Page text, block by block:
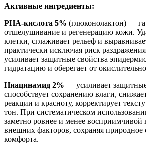
Активные ингредиенты:
PHA-кислота 5% (глюконолактон) —
отшелушивание и регенерацию кожи.
клетки, сглаживает рельеф и
практически исключая риск
усиливает защитные свойства
гидратацию и оберегает от
Ниацинамид 2% — усиливает
способствует сохранению влаги,
реакции и красноту, корректирует
тон. При систематическом
заметно ровнее и менее восприимчивой
внешних факторов, сохраняя
комфорта.